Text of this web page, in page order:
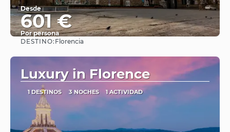
Desde
601 €
Por persona
DESTINO: Florencia
Luxury in Florence
1 DESTINOS 3 NOCHES 1 ACTIVIDAD